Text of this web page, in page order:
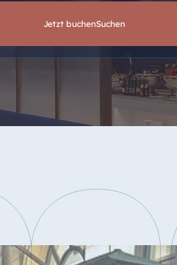
Jetzt buchen suchen